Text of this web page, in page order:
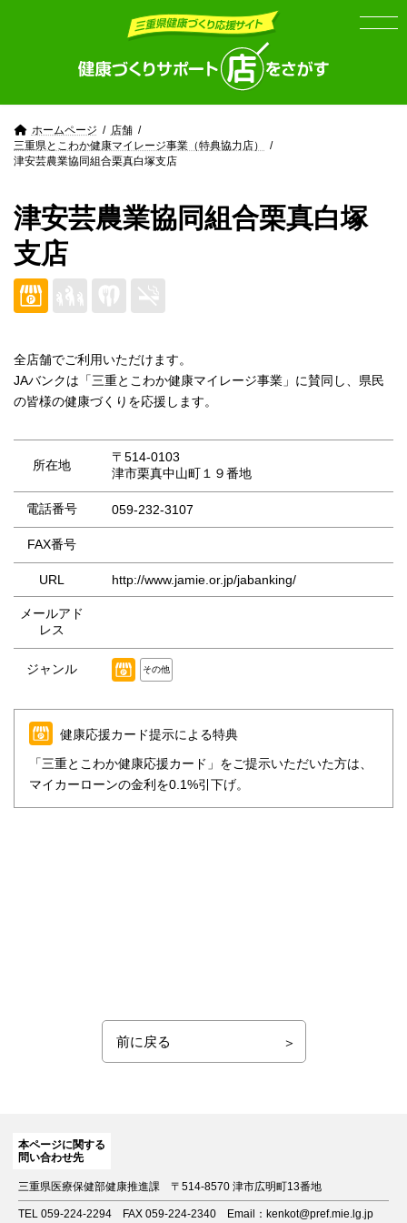
ホームページ
店舗
三重県とこわか健康マイレージ事業（特典協力店）
津安芸農業協同組合栗真白塚支店
津安芸農業協同組合栗真白塚
支店
全店舗でご利用いただけます。
JAバンクは「三重とこわか健康マイレージ事業」に賛同し、県民
の皆様の健康づくりを応援します。
所在地
〒514-0103
津市栗真中山町１９番地
電話番号 059-232-3107
FAX番号
URL http://www.jamie.or.jp/jabanking/
メールアド
レス
ジャンル その他
健康応援カード提示による特典
「三重とこわか健康応援カード」をご提示いただいた方は、
マイカーローンの金利を0.1%引下げ。
前に戻る
本ページに関する
問い合わせ先
三重県医療保健部健康推進課 〒514-8570 津市広明町13番地
TEL 059-224-2294 FAX 059-224-2340 Email：kenkot@pref.mie.lg.jp